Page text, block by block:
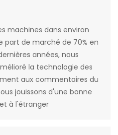
machines dans environ
part de marché de 70% en
années, nous
la technologie des
aux commentaires du
jouissons d'une bonne
à l'étranger